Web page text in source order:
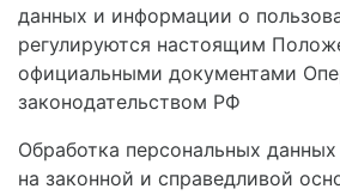
данных и информации о
регулируются настоящим
официальными документами
законодательством РФ
Обработка персональных
на законной и справедливой